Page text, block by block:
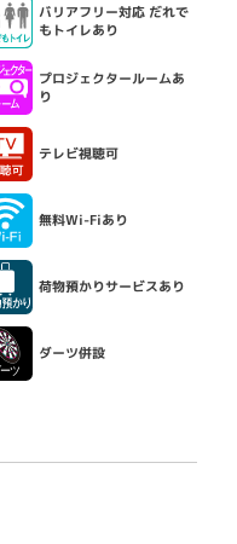
バリアフリー対応 だれで
もトイレあり
プロジェクタールームあ
り
テレビ視聴可
無料Wi-Fiあり
荷物預かりサービスあり
ダーツ併設